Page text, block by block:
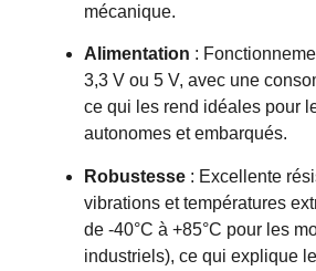
mécanique.
Alimentation :
3,3 V ou 5 V, avec une
ce qui les rend idéales pour
autonomes et embarqués.
Robustesse : Excellente
vibrations et températures
de -40°C à +85°C pour les
industriels), ce qui explique